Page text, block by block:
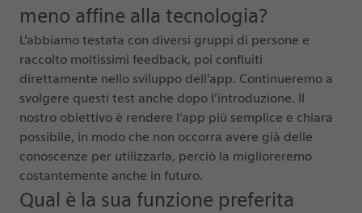
meno affine alla tecnologia?
L’abbiamo testata con diversi gruppi di persone e
raccolto moltissimi feedback, poi confluiti
direttamente nello sviluppo dell’app. Continueremo a
svolgere questi test anche dopo l’introduzione. Il
nostro obiettivo è rendere l’app più semplice e chiara
possibile, in modo che non occorra avere già delle
conoscenze per utilizzarla, perciò la miglioreremo
costantemente anche in futuro.
Qual è la sua funzione preferita